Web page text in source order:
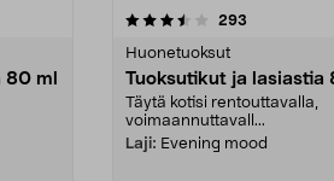
80 ml
293
Huonetuoksut
Tuoksutikut ja lasiastia
Täytä kotisi rentouttavalla,
voimaannuttavall...
Laji: Evening mood
3.5 viidestä